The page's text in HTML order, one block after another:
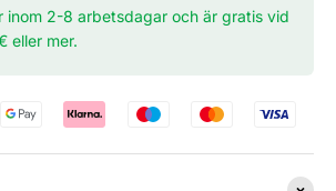
inom 2-8 arbetsdagar och är gratis vid
eller mer.